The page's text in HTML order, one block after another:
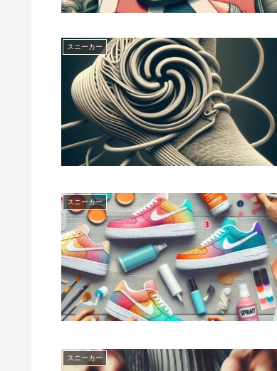
スニーカー
スニーカー
スニーカー